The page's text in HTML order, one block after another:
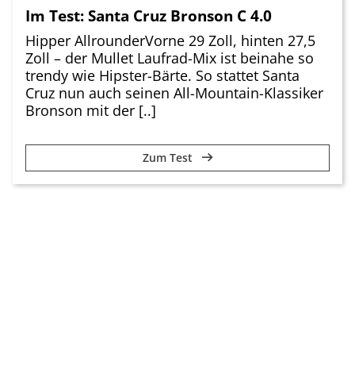
Im Test: Santa Cruz Bronson C 4.0
Hipper AllrounderVorne 29 Zoll, hinten 27,5
Zoll – der Mullet Laufrad-Mix ist beinahe so
trendy wie Hipster-Bärte. So stattet Santa
Cruz nun auch seinen All-Mountain-Klassiker
Bronson mit der [..]
Zum Test